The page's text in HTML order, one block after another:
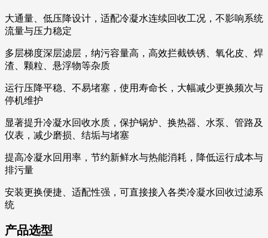
大通量、低压降设计，适配冷凝水连续回收工况，不影响系统
流量与压力稳定
多层梯度深层滤层，纳污容量高，高效拦截铁锈、氧化皮、焊
渣、颗粒、悬浮物等杂质
运行压降平稳、不易堵塞，使用寿命长，大幅减少更换频次与
停机维护
显著提升冷凝水回收水质，保护锅炉、换热器、水泵、管路及
仪表，减少磨损、结垢与堵塞
提高冷凝水回用率，节约新鲜水与热能消耗，降低运行成本与
排污量
安装更换便捷、适配性强，可直接接入各类冷凝水回收过滤系
统
产品选型